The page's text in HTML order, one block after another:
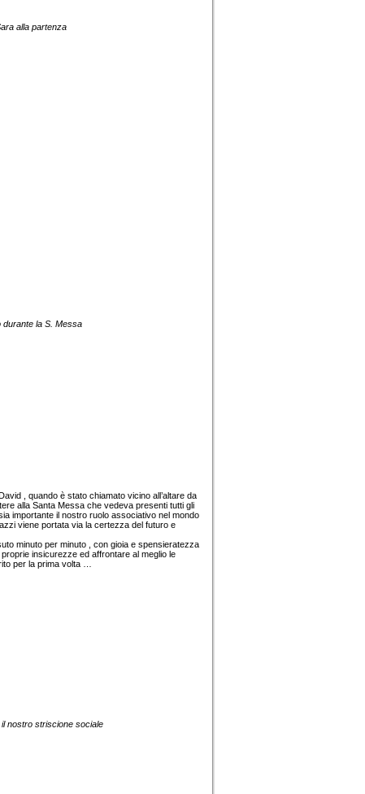
alla partenza
durante la S. Messa
, quando è stato chiamato vicino all’altare da
alla Santa Messa che vedeva presenti tutti gli
importante il nostro ruolo associativo nel mondo
viene portata via la certezza del futuro e
minuto per minuto , con gioia e spensieratezza
insicurezze ed affrontare al meglio le
per la prima volta …
nostro striscione sociale